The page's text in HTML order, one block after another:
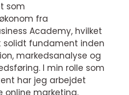
som
fra
Academy, hvilket
solidt fundament inden
markedsanalyse og
I min rolle som
har jeg arbejdet
online marketing,